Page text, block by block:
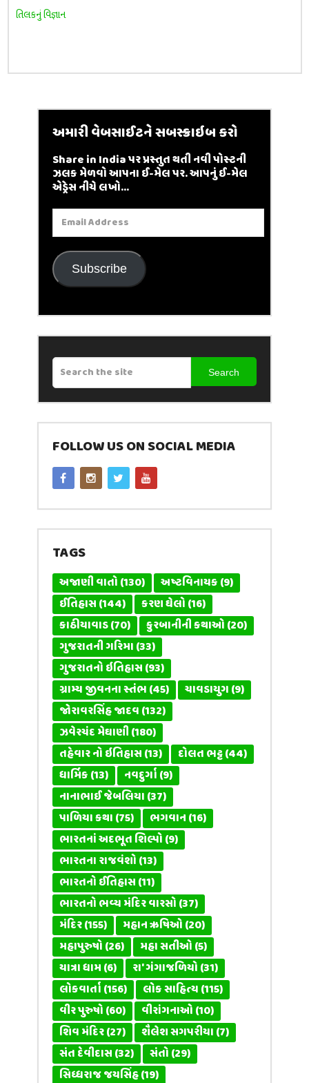
તિલકનું વિજ્ઞાન
અમારી વેબસાઈટને સબસ્ક્રાઇબ કરો
Share in India પર પ્રસ્તુત થતી નવી પોસ્ટની
ઝલક મેળવો આપના ઈ-મેલ પર. આપનું ઈ-મેલ
એડ્રેસ નીચે લખો...
Email
Address
Subscribe
Search
FOLLOW US ON SOCIAL MEDIA
TAGS
અજાણી વાતો(130) અષ્ટવિનાયક(9)
ઈતિહાસ(144) કરણ ઘેલો(16)
કાઠીયાવાડ(70) કુરબાનીની કથાઓ(20)
ગુજરાતની ગરિમા(33)
ગુજરાતનો ઇતિહાસ(93)
ગ્રામ્ય જીવનના સ્તંભ(45) ચાવડાયુગ(9)
જોરાવરસિંહ જાદવ(132)
ઝવેરચંદ મેઘાણી(180)
તહેવાર નો ઇતિહાસ(13) દોલત ભટ્ટ(44)
ધાર્મિક(13) નવદુર્ગા(9)
નાનાભાઈ જેબલિયા(37)
પાળિયા કથા(75) ભગવાન(16)
ભારતનાં અદભૂત શિલ્પો(9)
ભારતના રાજવંશો(13)
ભારતનો ઈતિહાસ(11)
ભારતનો ભવ્ય મંદિર વારસો(37)
મંદિર(155) મહાન ઋષિઓ(20)
મહાપુરુષો(26) મહા સતીઓ(5)
યાત્રા ધામ(6) રા' ગંગાજળિયો(31)
લોકવાર્તા(156) લોક સાહિત્ય(115)
વીર પુરુષો(60) વીરાંગનાઓ(10)
શિવ મંદિર(27) શૈલેશ સગપરીયા(7)
સંત દેવીદાસ(32) સંતો(29)
સિધ્ધરાજ જયસિંહ(19)